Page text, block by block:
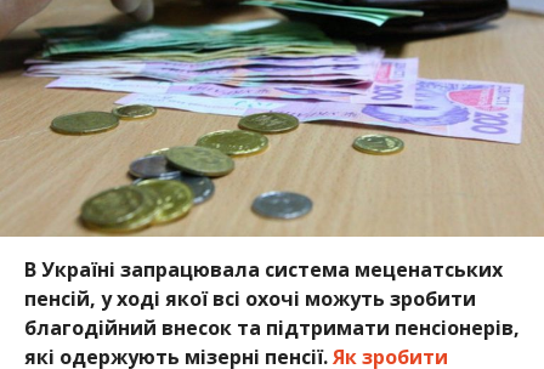
В Україні запрацювала система меценатських
пенсій, у ході якої всі охочі можуть зробити
благодійний внесок та підтримати пенсіонерів,
які одержують мізерні пенсії.Як зробити